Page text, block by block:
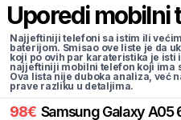
Uporedi mobilni
Najjeftiniji telefoni sa istim ili
baterijom. Smisao ove liste je da
koji po ovih par karateristika je isti
najjeftiniji mobilni telefon koji ima
Ova lista nije duboka analiza, već
prave razliku u detaljima.
98€ Samsung Galaxy A05